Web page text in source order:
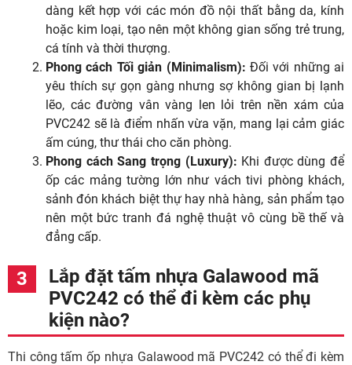
dàng kết hợp với các món đồ nội thất bằng da, kính
hoặc kim loại, tạo nên một không gian sống trẻ trung,
cá tính và thời thượng.
Phong cách Tối giản (Minimalism): Đối với những ai
yêu thích sự gọn gàng nhưng sợ không gian bị lạnh
lẽo, các đường vân vàng len lỏi trên nền xám của
PVC242 sẽ là điểm nhấn vừa vặn, mang lại cảm giác
ấm cúng, thư thái cho căn phòng.
Phong cách Sang trọng (Luxury): Khi được dùng để
ốp các mảng tường lớn như vách tivi phòng khách,
sảnh đón khách biệt thự hay nhà hàng, sản phẩm tạo
nên một bức tranh đá nghệ thuật vô cùng bề thế và
đẳng cấp.
Lắp đặt tấm nhựa Galawood mã
PVC242 có thể đi kèm các phụ
kiện nào?
Thi công tấm ốp nhựa Galawood mã PVC242 có thể đi kèm